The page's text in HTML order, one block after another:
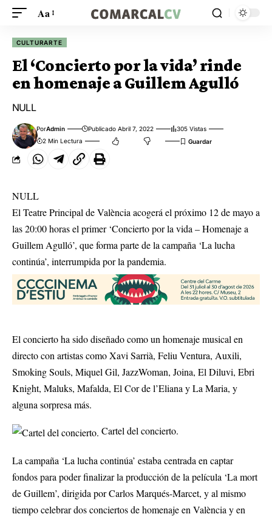
Aa
CULTURARTE
El ‘Concierto por la vida’ rinde
en homenaje a Guillem Agulló
NULL
PorAdmin Publicado Abril 7, 2022
305 Vistas
2 Min Lectura
NULL
El Teatre Principal de València acogerá el próximo 12 de mayo a
las 20:00 horas el primer ‘Concierto por la vida – Homenaje a
Guillem Agulló’, que forma parte de la campaña ‘La lucha
continúa’, interrumpida por la pandemia.
El concierto ha sido diseñado como un homenaje musical en
directo con artistas como Xavi Sarrià, Feliu Ventura, Auxili,
Smoking Souls, Miquel Gil, JazzWoman, Joina, El Diluvi, Ebri
Knight, Maluks, Mafalda, El Cor de l’Eliana y La Maria, y
alguna sorpresa más.
Cartel del concierto.
La campaña ‘La lucha continúa’ estaba centrada en captar
fondos para poder finalizar la producción de la película ‘La mort
de Guillem’, dirigida por Carlos Marqués-Marcet, y al mismo
tiempo celebrar dos conciertos de homenaje en València y en